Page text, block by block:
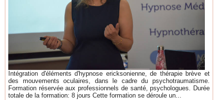
Intégration d'éléments d'hypnose ericksonienne, de thérapie brève et
des mouvements oculaires, dans le cadre du psychotraumatisme.
Formation réservée aux professionnels de santé, psychologues. Durée
totale de la formation: 8 jours Cette formation se déroule un...